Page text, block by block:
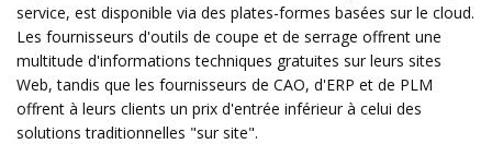
service, est disponible via des plates-formes basées sur le cloud.
Les fournisseurs d'outils de coupe et de serrage offrent une
multitude d'informations techniques gratuites sur leurs sites
Web, tandis que les fournisseurs de CAO, d'ERP et de PLM
offrent à leurs clients un prix d'entrée inférieur à celui des
solutions traditionnelles "sur site".